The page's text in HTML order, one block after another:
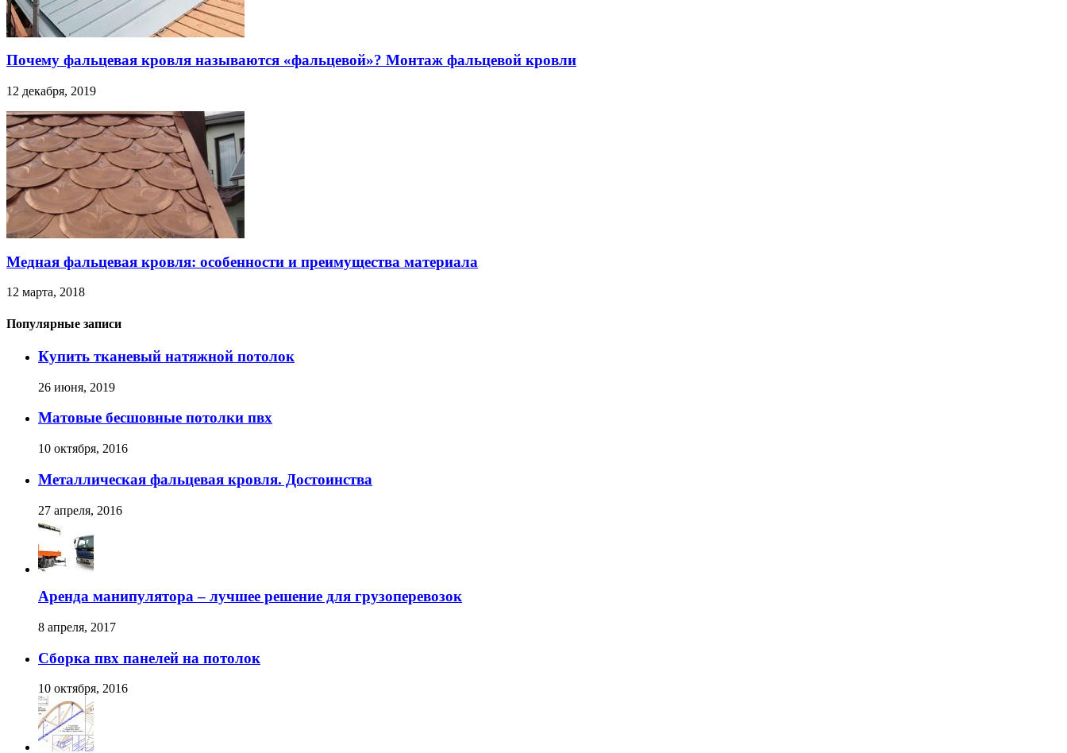
Почему фальцевая кровля называются «фальцевой»? Монтаж фальцевой кровли
12 декабря, 2019
Медная фальцевая кровля: особенности и преимущества материала
12 марта, 2018
Популярные записи
Купить тканевый натяжной потолок
26 июня, 2019
Матовые бесшовные потолки пвх
10 октября, 2016
Металлическая фальцевая кровля. Достоинства
27 апреля, 2016
Аренда манипулятора – лучшее решение для грузоперевозок
8 апреля, 2017
Сборка пвх панелей на потолок
10 октября, 2016